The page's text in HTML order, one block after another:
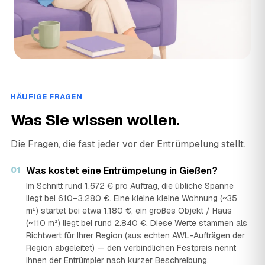
HÄUFIGE FRAGEN
Was Sie wissen wollen.
Die Fragen, die fast jeder vor der Entrümpelung stellt.
01 Was kostet eine Entrümpelung in Gießen?
Im Schnitt rund 1.672 € pro Auftrag, die übliche Spanne
liegt bei 610–3.280 €. Eine kleine kleine Wohnung (~35
m²) startet bei etwa 1.180 €, ein großes Objekt / Haus
(~110 m²) liegt bei rund 2.840 €. Diese Werte stammen als
Richtwert für Ihrer Region (aus echten AWL-Aufträgen der
Region abgeleitet) — den verbindlichen Festpreis nennt
Ihnen der Entrümpler nach kurzer Beschreibung.